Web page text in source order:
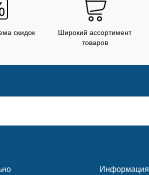
скидок
Широкий ассортимент
товаров
Информация